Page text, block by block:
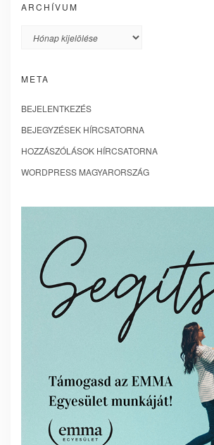
ARCHÍVUM
Archívum
META
BEJELENTKEZÉS
BEJEGYZÉSEK HÍRCSATORNA
HOZZÁSZÓLÁSOK HÍRCSATORNA
WORDPRESS MAGYARORSZÁG